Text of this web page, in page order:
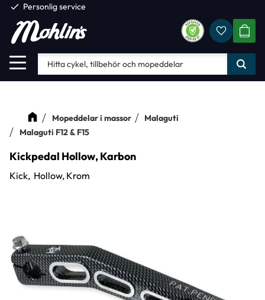
Meny
check Personlig service
Mopeddelar i massor
Malaguti
Malaguti F12 & F15
Kickpedal Hollow, Karbon
Kick, Hollow, Krom